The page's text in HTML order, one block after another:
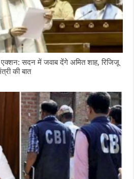
सदन में जवाब देंगे अमित शाह, रिजिजू
की बात